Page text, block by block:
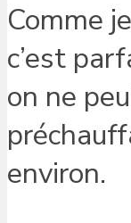
Comme
c’est
on ne
environ.